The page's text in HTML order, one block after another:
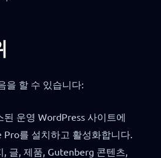
을 할 수 있습니다:
운영 WordPress 사이트에
Pro를 설치하고 활성화합니다.
글, 제품, Gutenberg 콘텐츠,